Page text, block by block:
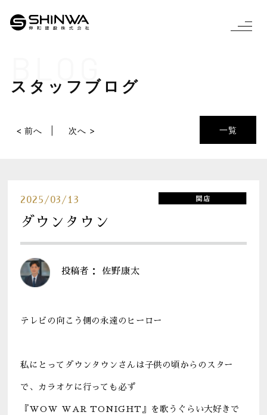
BLOG
スタッフブログ
一覧
< 前へ 次へ >
2025/03/13
ダウンタウン
投稿者： 佐野康太
テレビの向こう側の永遠のヒーロー
私にとってダウンタウンさんは子供の頃からのスター
で、カラオケに行っても必ず
『WOW WAR TONIGHT』を歌うぐらい大好きで